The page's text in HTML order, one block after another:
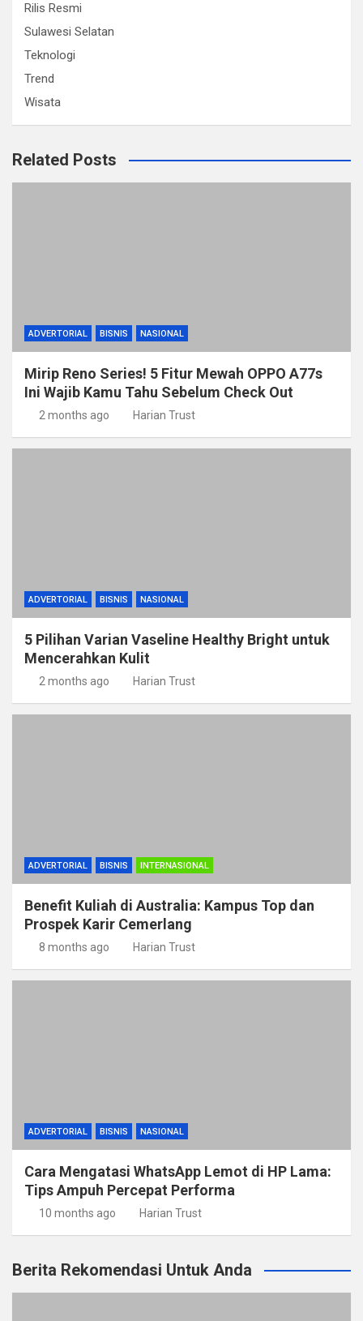
Rilis Resmi
Sulawesi Selatan
Teknologi
Trend
Wisata
Related Posts
ADVERTORIAL BISNIS NASIONAL
Mirip Reno Series! 5 Fitur Mewah OPPO A77s
Ini Wajib Kamu Tahu Sebelum Check Out
2 months ago Harian Trust
ADVERTORIAL BISNIS NASIONAL
5 Pilihan Varian Vaseline Healthy Bright untuk
Mencerahkan Kulit
2 months ago Harian Trust
ADVERTORIAL BISNIS INTERNASIONAL
Benefit Kuliah di Australia: Kampus Top dan
Prospek Karir Cemerlang
8 months ago Harian Trust
ADVERTORIAL BISNIS NASIONAL
Cara Mengatasi WhatsApp Lemot di HP Lama:
Tips Ampuh Percepat Performa
10 months ago Harian Trust
Berita Rekomendasi Untuk Anda